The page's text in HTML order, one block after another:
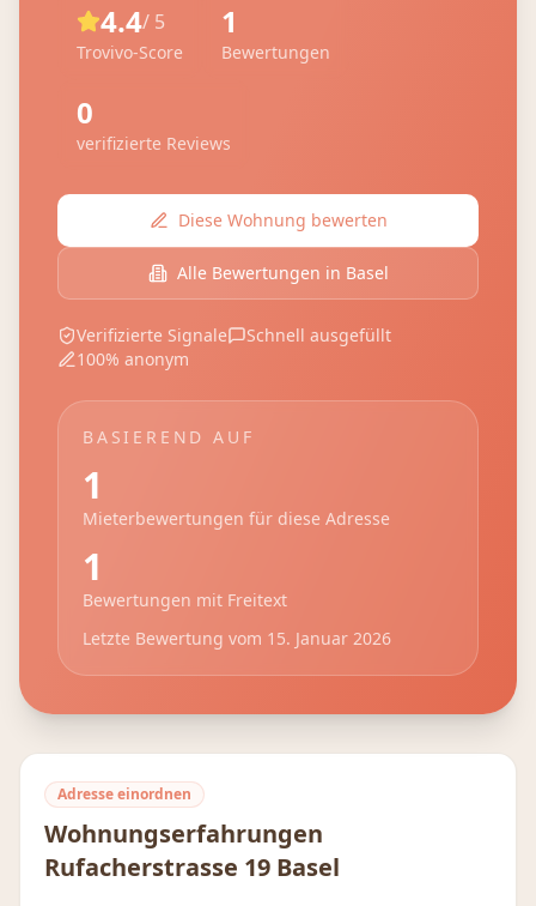
4.4/ 5
Trovivo-Score
1
Bewertungen
0
verifizierte Reviews
Diese Wohnung bewerten
Alle Bewertungen in Basel
Verifizierte Signale
Schnell ausgefüllt
100% anonym
BASIEREND AUF
1
Mieterbewertungen für diese Adresse
1
Bewertungen mit Freitext
Letzte Bewertung vom 15. Januar 2026
Adresse einordnen
Wohnungserfahrungen
Rufacherstrasse 19 Basel